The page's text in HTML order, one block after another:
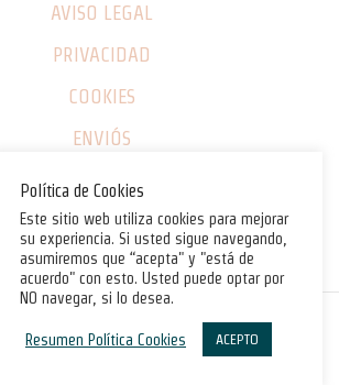
AVISO LEGAL
PRIVACIDAD
COOKIES
ENVIÓS
CAMBIOS / DEVOLUCIONES
. All rights reserved.©
Política de Cookies
Este sitio web utiliza cookies para mejorar
su experiencia. Si usted sigue navegando,
asumiremos que “acepta" y "está de
acuerdo" con esto. Usted puede optar por
NO navegar, si lo desea.
Resumen Política Cookies ACEPTO